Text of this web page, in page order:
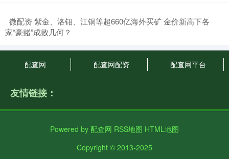
​微配资 紫金、洛钼、江铜等超660亿海外买矿 金价新高下各
家“豪赌”成败几何？
配查网 配查网配资 配查网平台
友情链接：
Powered by 配查网 RSS地图 HTML地图
Copyright © 2013-2025